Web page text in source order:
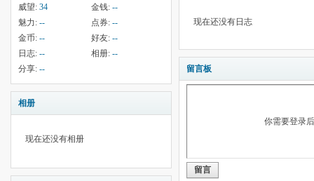
威望: 34 金钱: --
魅力: -- 点券: --
金币: -- 好友: --
日志: -- 相册: --
分享: --
相册
现在还没有相册
现在还没有日志
留言板
你需要登录
留言